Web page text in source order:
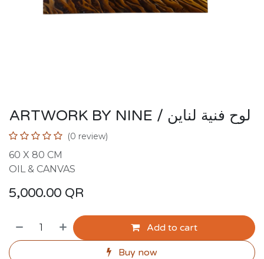
ARTWORK BY NINE / لوح فنية لناين
(0 review)
60 X 80 CM
OIL & CANVAS
5,000.00 QR
Add to cart
Buy now